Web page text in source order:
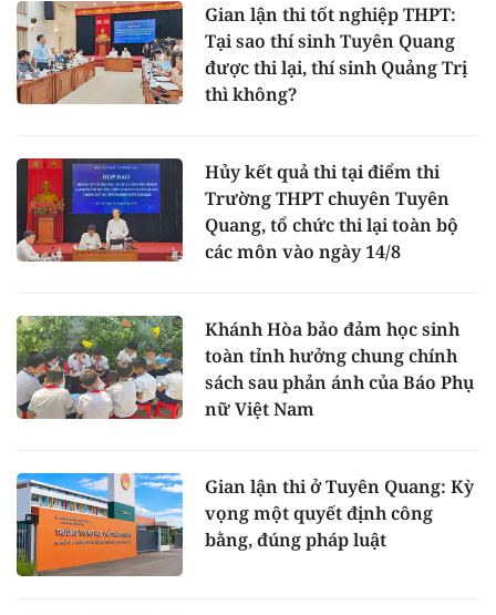
Gian lận thi tốt nghiệp THPT:
Tại sao thí sinh Tuyên Quang
được thi lại, thí sinh Quảng Trị
thì không?
Hủy kết quả thi tại điểm thi
Trường THPT chuyên Tuyên
Quang, tổ chức thi lại toàn bộ
các môn vào ngày 14/8
Khánh Hòa bảo đảm học sinh
toàn tỉnh hưởng chung chính
sách sau phản ánh của Báo Phụ
nữ Việt Nam
Gian lận thi ở Tuyên Quang: Kỳ
vọng một quyết định công
bằng, đúng pháp luật